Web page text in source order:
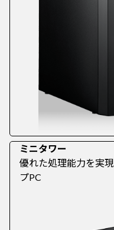
ミニタワー
優れた処理能力を実
プPC